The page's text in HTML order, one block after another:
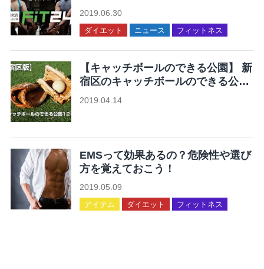
ープン。
2019.06.30
ダイエット ニュース フィットネス
【キャッチボールのできる公園】 新
宿区のキャッチボールのできる公園
12ヶ所まとめ
2019.04.14
EMSって効果あるの？危険性や選び
方を覚えておこう！
2019.05.09
アイテム ダイエット フィットネス